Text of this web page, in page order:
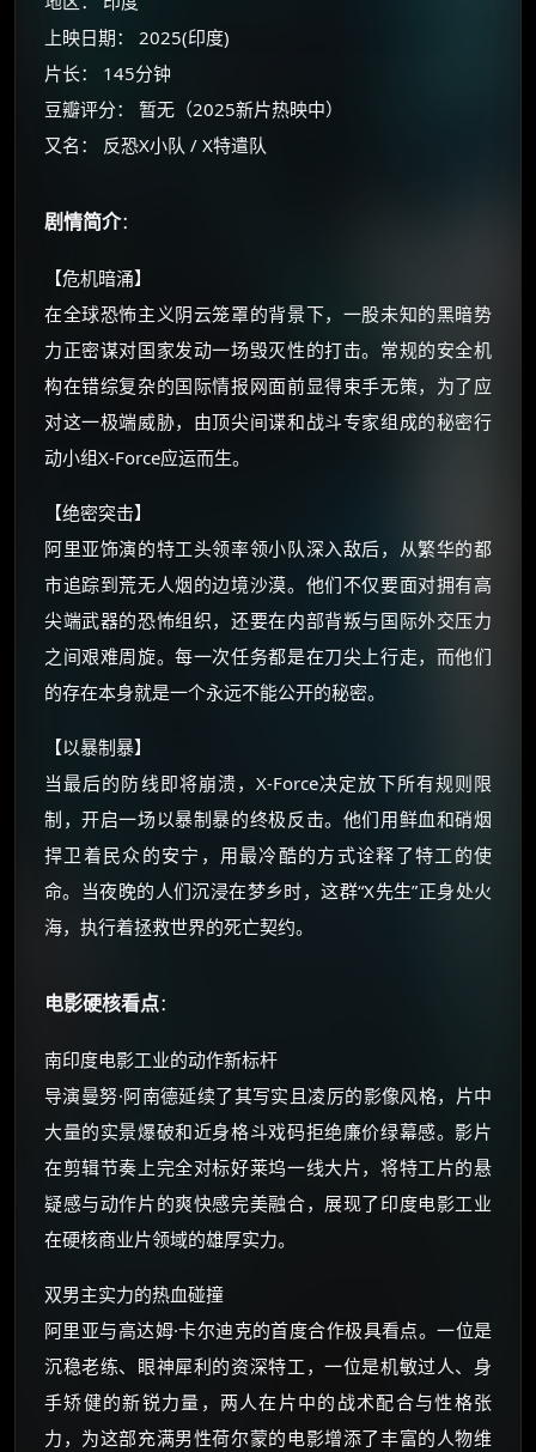
上映日期： 2025(印度)
片长： 145分钟
豆瓣评分： 暂无（2025新片热映中）
又名： 反恐X小队 / X特遣队
剧情简介：
【危机暗涌】
在全球恐怖主义阴云笼罩的背景下，一股未知的黑暗势
力正密谋对国家发动一场毁灭性的打击。常规的安全机
构在错综复杂的国际情报网面前显得束手无策，为了应
对这一极端威胁，由顶尖间谍和战斗专家组成的秘密行
动小组X-Force应运而生。
【绝密突击】
阿里亚饰演的特工头领率领小队深入敌后，从繁华的都
市追踪到荒无人烟的边境沙漠。他们不仅要面对拥有高
尖端武器的恐怖组织，还要在内部背叛与国际外交压力
之间艰难周旋。每一次任务都是在刀尖上行走，而他们
的存在本身就是一个永远不能公开的秘密。
【以暴制暴】
当最后的防线即将崩溃，X-Force决定放下所有规则限
制，开启一场以暴制暴的终极反击。他们用鲜血和硝烟
捍卫着民众的安宁，用最冷酷的方式诠释了特工的使
命。当夜晚的人们沉浸在梦乡时，这群“X先生”正身处火
海，执行着拯救世界的死亡契约。
电影硬核看点：
南印度电影工业的动作新标杆
导演曼努·阿南德延续了其写实且凌厉的影像风格，片中
大量的实景爆破和近身格斗戏码拒绝廉价绿幕感。影片
在剪辑节奏上完全对标好莱坞一线大片，将特工片的悬
疑感与动作片的爽快感完美融合，展现了印度电影工业
在硬核商业片领域的雄厚实力。
双男主实力的热血碰撞
阿里亚与高达姆·卡尔迪克的首度合作极具看点。一位是
沉稳老练、眼神犀利的资深特工，一位是机敏过人、身
手矫健的新锐力量，两人在片中的战术配合与性格张
力，为这部充满男性荷尔蒙的电影增添了丰富的人物维
☕
你需要的各种会员，都可低价购买！
如夸克12个月送14天 最低75元！
优惠券、活动红包，每日可领。
⚡ 前往【大淘客】领红包
☕ 海外大侠？通过 Ko-fi 赐茶